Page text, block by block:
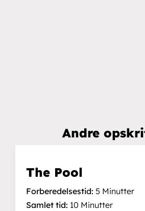
Andre
The Pool
Forberedelsestid: 5 Minutter
Samlet tid: 10 Minutter